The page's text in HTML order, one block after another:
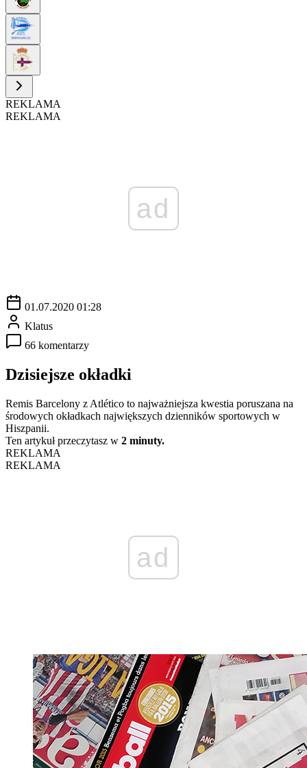
REKLAMA
REKLAMA
ad
01.07.2020 01:28
Klatus
66 komentarzy
Dzisiejsze okładki
Remis Barcelony z Atlético to najważniejsza kwestia poruszana na
środowych okładkach największych dzienników sportowych w
Hiszpanii.
Ten artykuł przeczytasz w 2 minuty.
REKLAMA
REKLAMA
ad